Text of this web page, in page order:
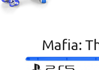
Mafia: